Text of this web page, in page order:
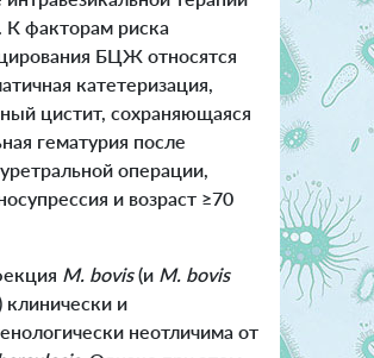
факторам риска
БЦЖ относятся
катетеризация,
цистит, сохраняющаяся
гематурия после
операции,
и возраст ≥70
M. bovis(и M. bovis
и
неотличима от